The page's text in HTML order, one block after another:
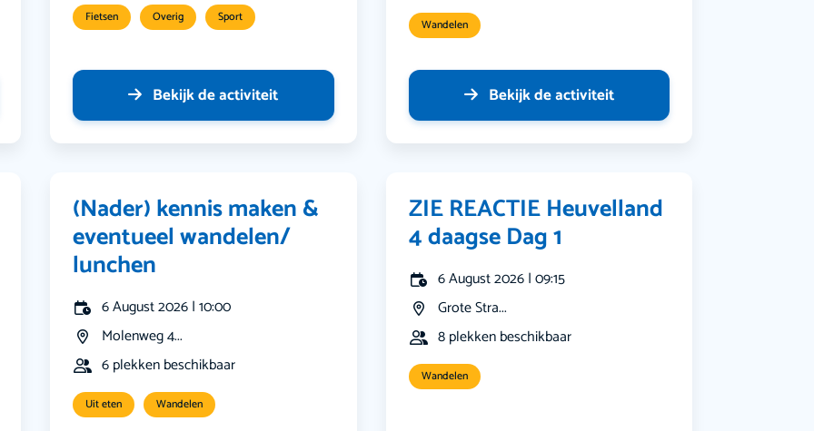
Fietsen Overig Sport
Bekijk de activiteit
Wandelen
Bekijk de activiteit
(Nader) kennis maken &
eventueel wandelen/
lunchen
6 August 2026 | 10:00
Molenweg 4...
6 plekken beschikbaar
Uit eten Wandelen
ZIE REACTIE Heuvelland
4 daagse Dag 1
6 August 2026 | 09:15
Grote Stra...
8 plekken beschikbaar
Wandelen